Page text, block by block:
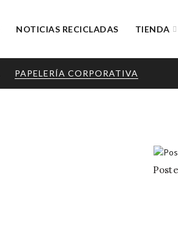
NOTICIAS RECICLADAS TIENDA
PAPELERÍA CORPORATIVA